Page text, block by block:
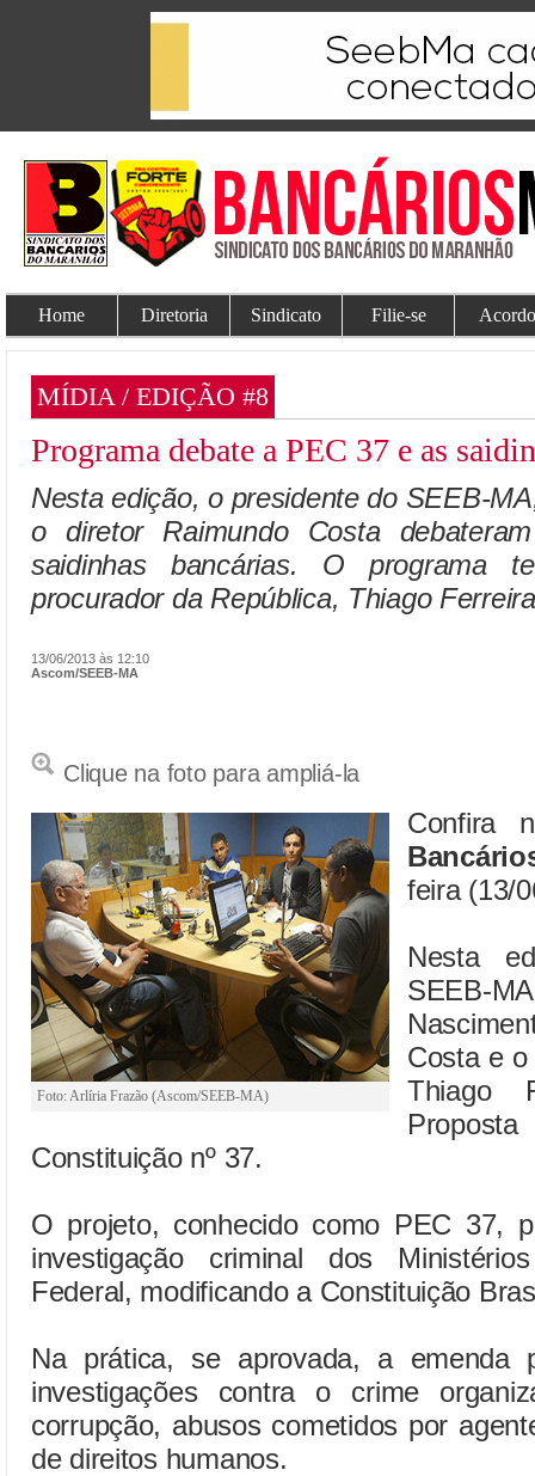
Home Diretoria Sindicato Filie-se
MÍDIA / EDIÇÃO #8
Programa debate a PEC 37 e as
Nesta edição, o presidente do SEEB-
o diretor Raimundo Costa
saidinhas bancárias. O programa
procurador da República, Thiago
13/06/2013 às 12:10
Ascom/SEEB-MA
Clique na foto para ampliá-la
Foto: Arlíria Frazão (Ascom/SEEB-MA)
Confira
feira (13/
Nesta
Costa e
Thiago
Constituição nº 37.
O projeto, conhecido como PEC 37,
investigação criminal dos
Federal, modificando a Constituição
Na prática, se aprovada, a emenda
investigações contra o crime
corrupção, abusos cometidos por
de direitos humanos.